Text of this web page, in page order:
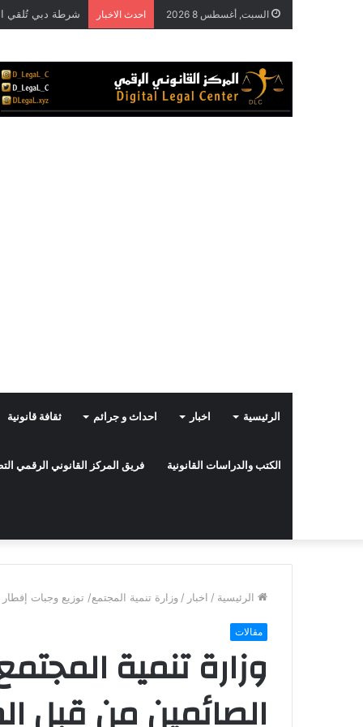
السبت, أغسطس 8 2026 احدث الاخبار
الرئيسية اخبار احداث و جرائم ثقافة قانونية
الكتب والدراسات القانونية فريق المركز القانوني الرقمي
الرئيسية / اخبار / وزارة تنمية المجتمع/ توزيع وجبات
مقالات
وزارة تنمية
الصائمين من قبل